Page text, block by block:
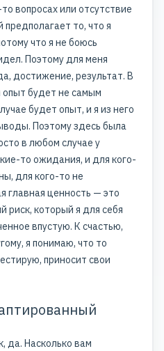
вопросах или отсутствие
то, что я
что я не боюсь
Поэтому для меня
достижение, результат. В
будет не самым
будет опыт, и я из него
Поэтому здесь была
в любом случае у
то ожидания, и для кого-
для кого-то не
главная ценность — это
риск, который я для себя
впустую. К счастью,
я понимаю, что то
приносит свои
да. Насколько вам